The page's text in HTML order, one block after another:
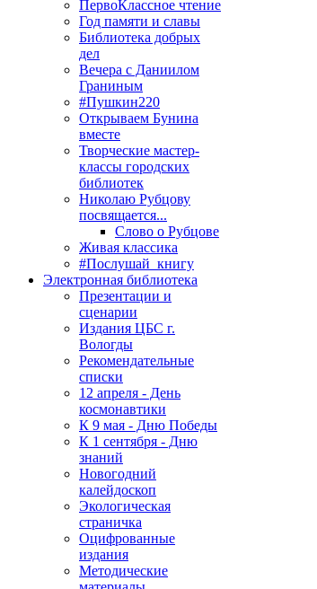
ПервоКлассное чтение
Год памяти и славы
Библиотека добрых
дел
Вечера с Даниилом
Граниным
#Пушкин220
Открываем Бунина
вместе
Творческие мастер-
классы городских
библиотек
Николаю Рубцову
посвящается...
Слово о Рубцове
Живая классика
#Послушай_книгу
Электронная библиотека
Презентации и
сценарии
Издания ЦБС г.
Вологды
Рекомендательные
списки
12 апреля - День
космонавтики
К 9 мая - Дню Победы
К 1 сентября - Дню
знаний
Новогодний
калейдоскоп
Экологическая
страничка
Оцифрованные
издания
Методические